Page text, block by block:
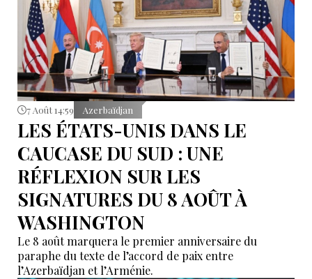
7 Août 14:59 Azerbaïdjan
LES ÉTATS-UNIS DANS LE
CAUCASE DU SUD : UNE
RÉFLEXION SUR LES
SIGNATURES DU 8 AOÛT À
WASHINGTON
Le 8 août marquera le premier anniversaire du
paraphe du texte de l’accord de paix entre
l’Azerbaïdjan et l’Arménie.